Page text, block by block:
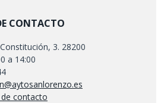
CONTACTO
3. 28200
a 14:00
contacto